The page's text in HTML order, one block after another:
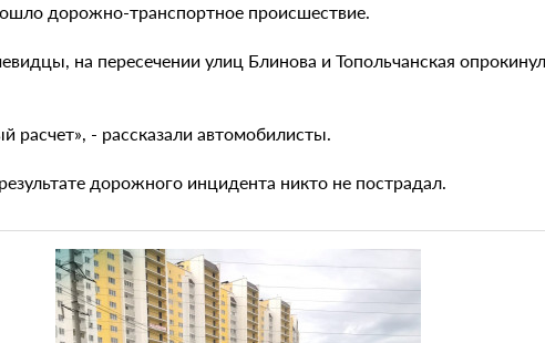
дорожно-транспортное происшествие.
на пересечении улиц Блинова и Топольчанская
- рассказали автомобилисты.
дорожного инцидента никто не пострадал.